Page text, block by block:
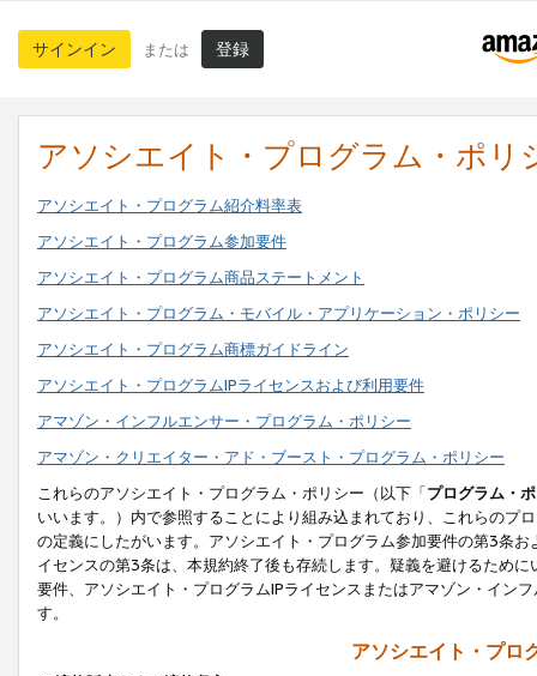
サインイン または 登録
アソシエイト・プログラム・ポリ
アソシエイト・プログラム紹介料率表
アソシエイト・プログラム参加要件
アソシエイト・プログラム商品ステートメント
アソシエイト・プログラム・モバイル・アプリケーション・ポリシー
アソシエイト・プログラム商標ガイドライン
アソシエイト・プログラムIPライセンスおよび利用要件
アマゾン・インフルエンサー・プログラム・ポリシー
アマゾン・クリエイター・アド・ブースト・プログラム・ポリシー
これらのアソシエイト・プログラム・ポリシー（以下「プログラム・
いいます。）内で参照することにより組み込まれており、これらのプ
の定義にしたがいます。アソシエイト・プログラム参加要件の第3条
イセンスの第3条は、本規約終了後も存続します。疑義を避けるため
要件、アソシエイト・プログラムIPライセンスまたはアマゾン・イン
す。
アソシエイト・プロ